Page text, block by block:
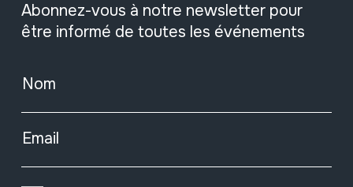
Abonnez-vous à notre newsletter pour
être informé de toutes les événements
Nom
Email